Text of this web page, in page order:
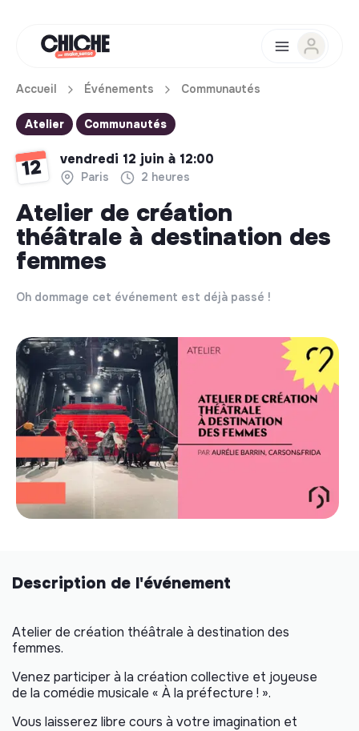
Accueil Événements Communautés
Atelier Communautés
12 vendredi 12 juin à 12:00
Paris 2 heures
Atelier de création
théâtrale à destination des
femmes
Oh dommage cet événement est déjà passé !
Description de l'événement
Atelier de création théâtrale à destination des
femmes.
Venez participer à la création collective et joyeuse
de la comédie musicale « À la préfecture ! ».
Vous laisserez libre cours à votre imagination et